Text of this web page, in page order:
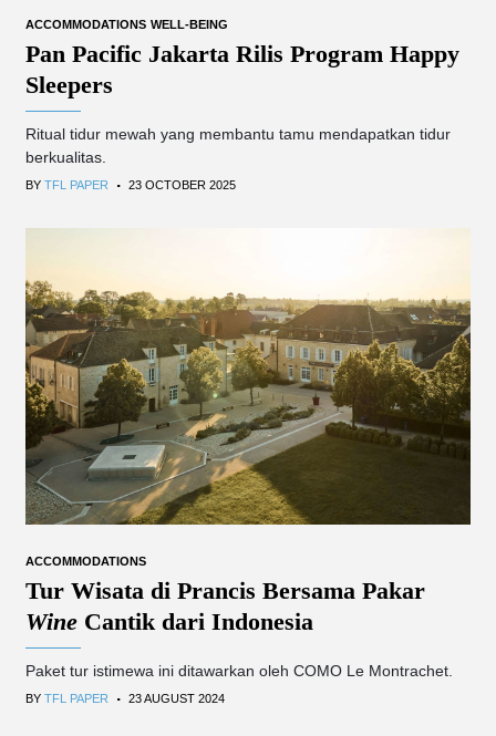
ACCOMMODATIONS WELL-BEING
Pan Pacific Jakarta Rilis Program Happy
Sleepers
Ritual tidur mewah yang membantu tamu mendapatkan tidur
berkualitas.
BY TFL PAPER . 23 OCTOBER 2025
ACCOMMODATIONS
Tur Wisata di Prancis Bersama Pakar
Wine Cantik dari Indonesia
Paket tur istimewa ini ditawarkan oleh COMO Le Montrachet.
BY TFL PAPER . 23 AUGUST 2024